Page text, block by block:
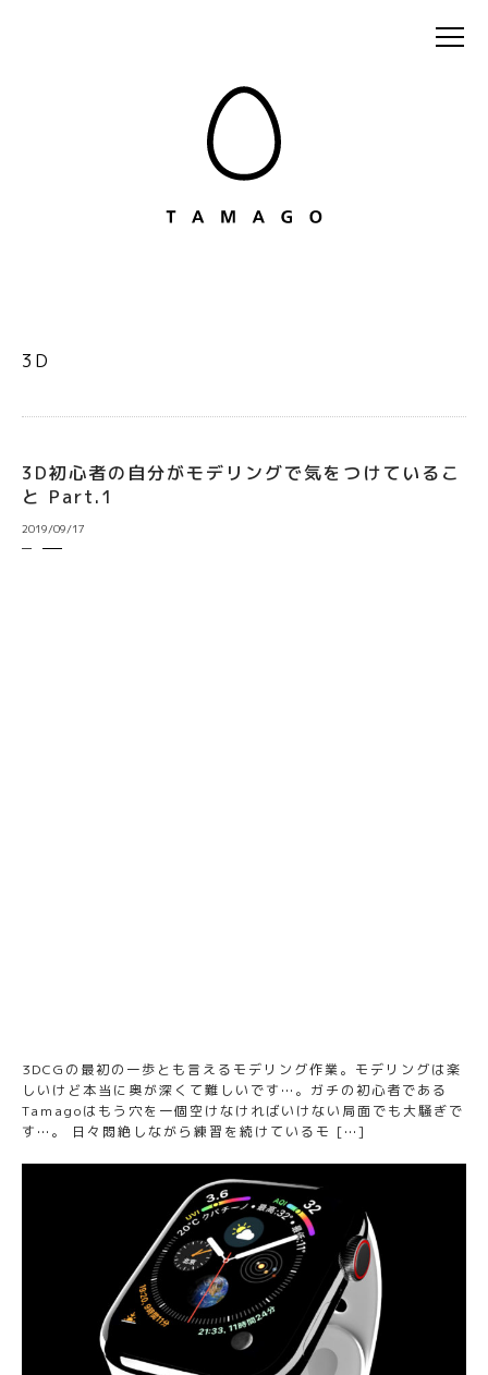
3D
3D初心者の自分がモデリングで気をつけているこ
と Part.1
2019/09/17
3DCGの最初の一歩とも言えるモデリング作業。モデリングは楽
しいけど本当に奥が深くて難しいです…。ガチの初心者である
Tamagoはもう穴を一個空けなければいけない局面でも大騒ぎで
す…。 日々悶絶しながら練習を続けているモ […]